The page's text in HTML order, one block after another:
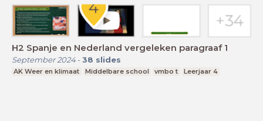
H2 Spanje en Nederland vergeleken paragraaf 1
September 2024- 38 slides
AK Weer en klimaat Middelbare school vmbo t Leerjaar 4